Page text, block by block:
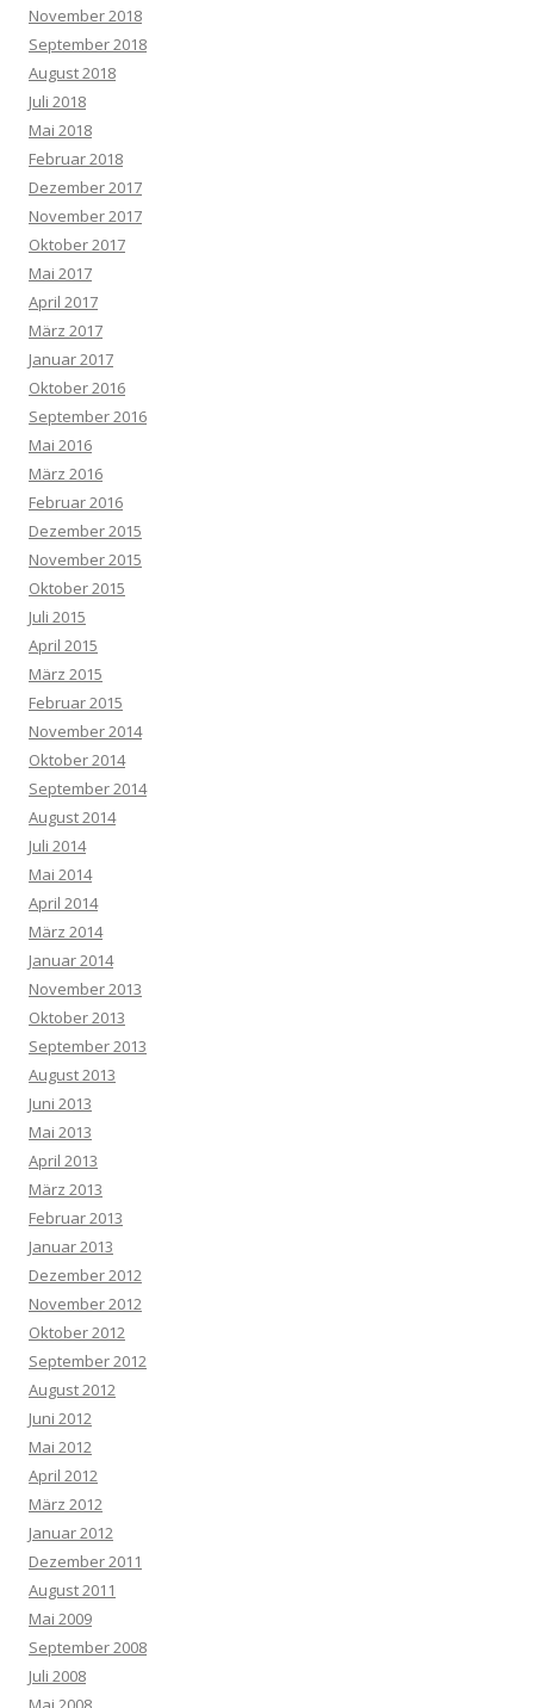
November 2018
September 2018
August 2018
Juli 2018
Mai 2018
Februar 2018
Dezember 2017
November 2017
Oktober 2017
Mai 2017
April 2017
März 2017
Januar 2017
Oktober 2016
September 2016
Mai 2016
März 2016
Februar 2016
Dezember 2015
November 2015
Oktober 2015
Juli 2015
April 2015
März 2015
Februar 2015
November 2014
Oktober 2014
September 2014
August 2014
Juli 2014
Mai 2014
April 2014
März 2014
Januar 2014
November 2013
Oktober 2013
September 2013
August 2013
Juni 2013
Mai 2013
April 2013
März 2013
Februar 2013
Januar 2013
Dezember 2012
November 2012
Oktober 2012
September 2012
August 2012
Juni 2012
Mai 2012
April 2012
März 2012
Januar 2012
Dezember 2011
August 2011
Mai 2009
September 2008
Juli 2008